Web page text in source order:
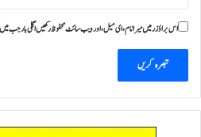
اس براؤزر میں میرا نام، ای میل، اور ویب سائٹ محفوظ رکھیں اگلی بار جب